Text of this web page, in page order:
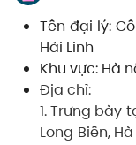
Tên đại lý:
Hải Linh
Khu vực: Hà
Địa chỉ:
1. Trưng bày
Long Biên,